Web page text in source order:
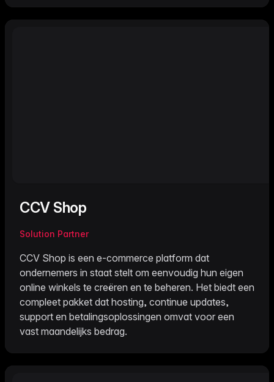
CCV Shop
Solution Partner
CCV Shop is een e-commerce platform dat
ondernemers in staat stelt om eenvoudig hun eigen
online winkels te creëren en te beheren. Het biedt een
compleet pakket dat hosting, continue updates,
support en betalingsoplossingen omvat voor een
vast maandelijks bedrag.